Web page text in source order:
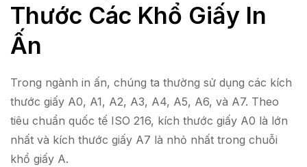
Thước Các Khổ Giấy In
Ấn
Trong ngành in ấn, chúng ta thường sử dụng các kích
thước giấy A0, A1, A2, A3, A4, A5, A6, và A7. Theo
tiêu chuẩn quốc tế ISO 216, kích thước giấy A0 là lớn
nhất và kích thước giấy A7 là nhỏ nhất trong chuỗi
khổ giấy A.